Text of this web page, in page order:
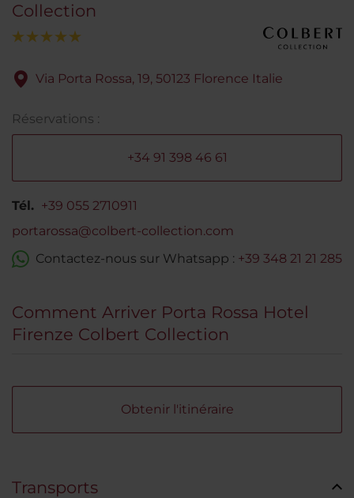
Collection
Via Porta Rossa, 19, 50123 Florence Italie
Réservations :
+34 91 398 46 61
Tél. +39 055 2710911
portarossa@colbert-collection.com
Contactez-nous sur Whatsapp : +39 348 21 21 285
Comment Arriver Porta Rossa Hotel
Firenze Colbert Collection
Obtenir l'itinéraire
Transports